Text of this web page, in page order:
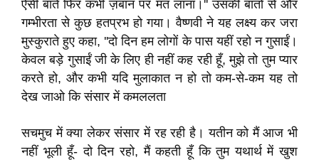
ऐसी बातें फिर कभी ज़बान पर मत लाना।'' उसकी बातों से और
गम्भीरता से कुछ हतप्रभ हो गया। वैष्णवी ने यह लक्ष्य कर जरा
मुस्कुराते हुए कहा, ''दो दिन हम लोगों के पास यहीं रहो न गुसाईं।
केवल बड़े गुसाईं जी के लिए ही नहीं कह रही हूँ, मुझे तो तुम प्यार
करते हो, और कभी यदि मुलाकात न हो तो कम-से-कम यह तो
देख जाओ कि संसार में कमललता
सचमुच में क्या लेकर संसार में रह रही है। यतीन को मैं आज भी
नहीं भूली हूँ- दो दिन रहो, मैं कहती हूँ कि तुम यथार्थ में खुश